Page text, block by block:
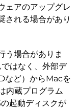
ェアのアップグレ
される場合があり
う場合がありま
はなく、外部デ
など）からMacを
内蔵プログラム
起動ディスクが